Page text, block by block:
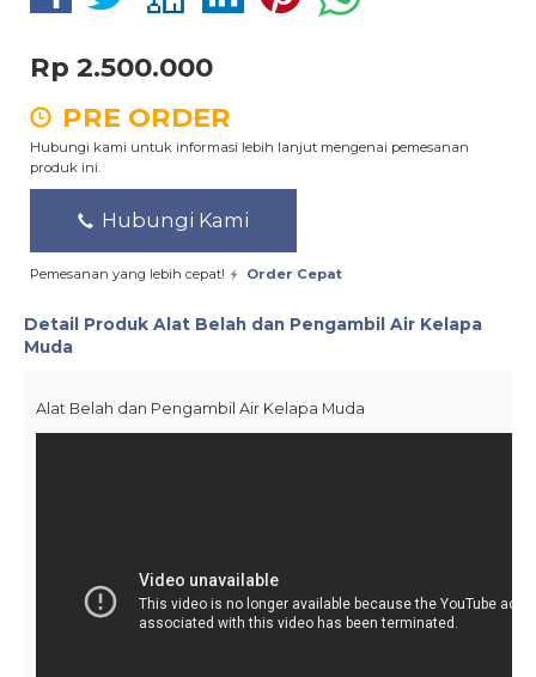
Rp 2.500.000
PRE ORDER
Hubungi kami untuk informasi lebih lanjut mengenai pemesanan
produk ini.
Hubungi Kami
Pemesanan yang lebih cepat! Order Cepat
Detail Produk Alat Belah dan Pengambil Air Kelapa
Muda
Alat Belah dan Pengambil Air Kelapa Muda